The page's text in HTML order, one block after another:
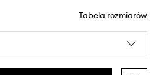
Tabela rozmiarów